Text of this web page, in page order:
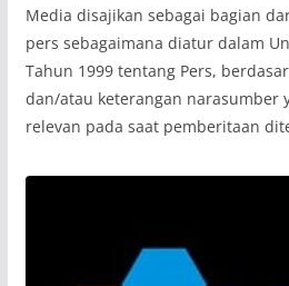
Media disajikan sebagai bagian
pers sebagaimana diatur dalam
Tahun 1999 tentang Pers,
dan/atau keterangan narasumber
relevan pada saat pemberitaan